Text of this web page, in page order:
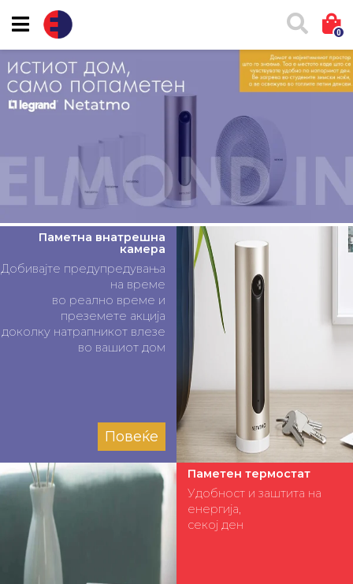
0
Паметна внатрешна
камера
Добивајте предупредувања
на време
во реално време и
преземете акција
доколку натрапникот влезе
во вашиот дом
Повеќе
Паметен термостат
Удобност и заштита на
енергија,
секој ден